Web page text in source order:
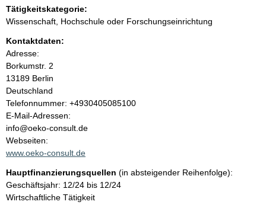
n
i
n
h
a
l
t
r
Tätigkeitskategorie:
Wissenschaft, Hochschule oder Forschungseinrichtung
Kontaktdaten:
Adresse:
Borkumstr. 2
13189 Berlin
Deutschland
K
o
n
t
a
t
i
n
Telefonnummer: +4930405085100
E-Mail-Adressen:
info@oeko-consult.de
Webseiten:
www.oeko-consult.de
Hauptfinanzierungsquellen (in absteigender Reihenfolge):
Geschäftsjahr: 12/24 bis 12/24
Wirtschaftliche Tätigkeit